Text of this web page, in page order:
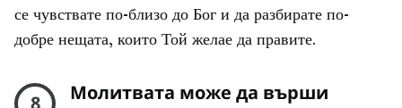
се чувствате по-близо до Бог и да разбирате по-
добре нещата, които Той желае да правите.
8
Молитвата може да върши